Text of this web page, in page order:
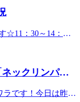
状況のお知らせ
きます♪細かな時
せください☆皆様の
＿＿＿＿＿＿＿＿
原区新丸子町７５
・ストレッチをす
快キャンペーン」
付けることも可能
とにより、体が酸
、酸素や栄養を体
った筋肉がほぐれ
クスもしやすいの
☆11：30～14：
ださい☆ 皆様のご
コチラ＿＿＿＿＿
＿＿＿＿＿＿＿＿
原区新丸子町７５
ックリンパケ
ラです！今日は昨日